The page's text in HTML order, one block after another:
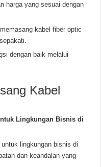
harga yang sesuai dengan
kabel fiber optic
dengan baik melalui
Kabel
Lingkungan Bisnis di
lingkungan bisnis di
dan keandalan yang